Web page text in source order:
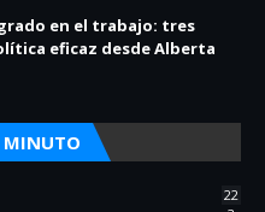
en el trabajo: tres
eficaz desde Alberta
MINUTO
22